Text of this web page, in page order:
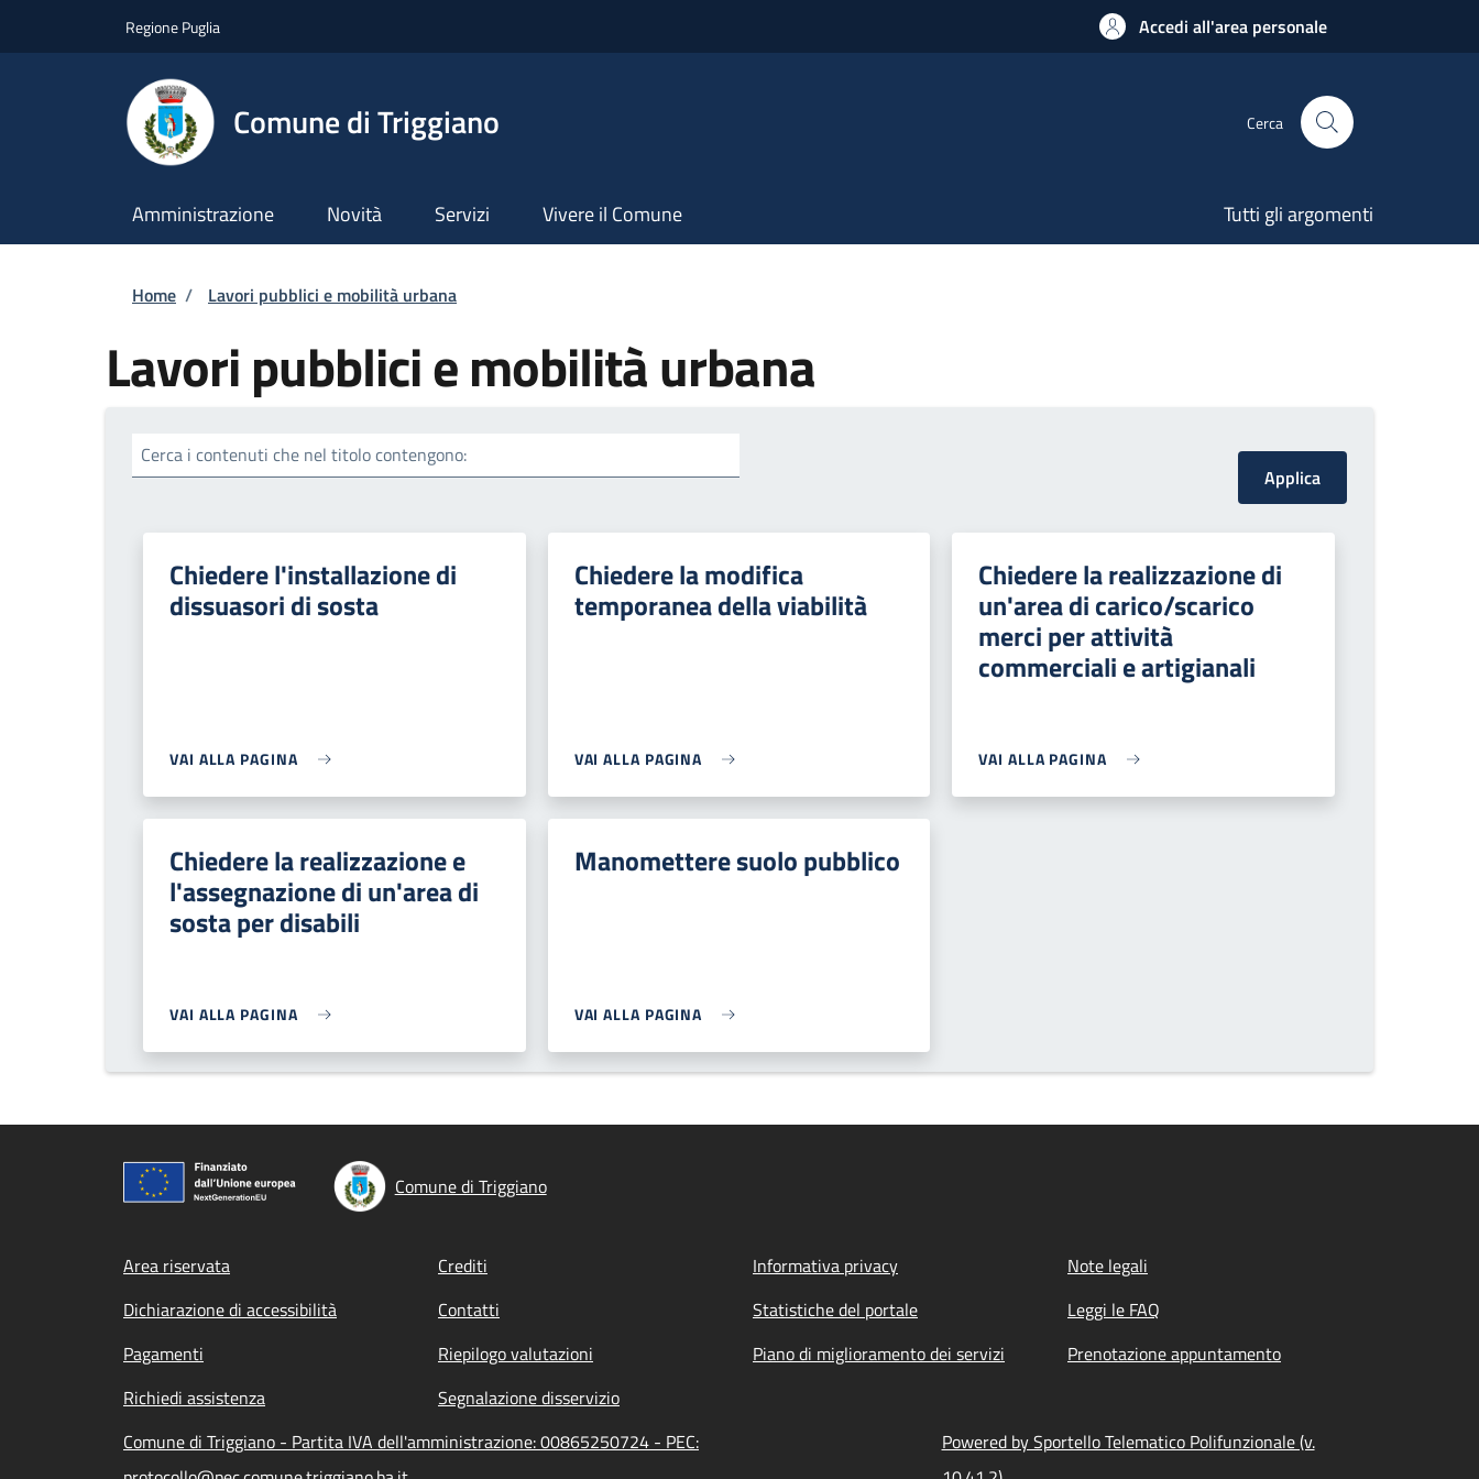
Regione Puglia Accedi all'area personale
Comune di Triggiano Cerca
Amministrazione Novità Servizi Vivere il Comune Tutti gli argomenti
Briciole di pane
Home / Lavori pubblici e mobilità urbana
Lavori pubblici e mobilità urbana
Cerca i contenuti che nel titolo contengono:
Chiedere l'installazione di
dissuasori di sosta
VAI ALLA PAGINA
Chiedere la modifica
temporanea della viabilità
VAI ALLA PAGINA
Chiedere la realizzazione di
un'area di carico/scarico
merci per attività
commerciali e artigianali
VAI ALLA PAGINA
Chiedere la realizzazione e
l'assegnazione di un'area di
sosta per disabili
VAI ALLA PAGINA
Manomettere suolo pubblico
VAI ALLA PAGINA
Comune di Triggiano
Footer menu
Area riservata Crediti Informativa privacy
Note legali
Dichiarazione di accessibilità
Contatti Statistiche del portale
Leggi le FAQ
Pagamenti
Riepilogo valutazioni Piano di miglioramento dei servizi
Prenotazione appuntamento
Richiedi assistenza
Segnalazione disservizio
Comune di Triggiano - Partita IVA dell'amministrazione: 00865250724 - PEC:
Powered by Sportello Telematico Polifunzionale (v.